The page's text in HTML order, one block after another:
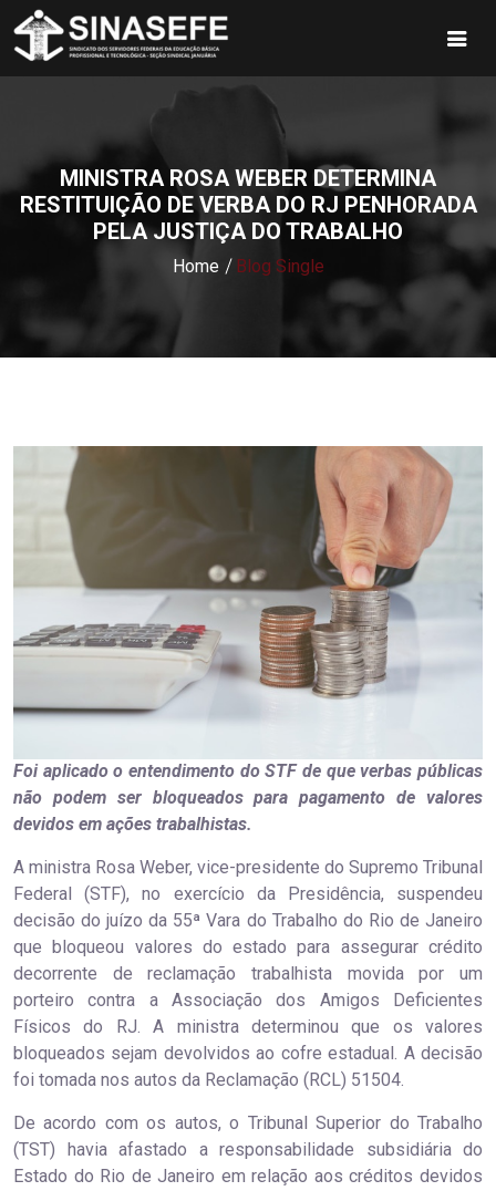
MINISTRA ROSA WEBER DETERMINA
RESTITUIÇÃO DE VERBA DO RJ PENHORADA
PELA JUSTIÇA DO TRABALHO
Home Blog Single
Foi aplicado o entendimento do STF de que verbas públicas
não podem ser bloqueados para pagamento de valores
devidos em ações trabalhistas.
A ministra Rosa Weber, vice-presidente do Supremo Tribunal
Federal (STF), no exercício da Presidência, suspendeu
decisão do juízo da 55ª Vara do Trabalho do Rio de Janeiro
que bloqueou valores do estado para assegurar crédito
decorrente de reclamação trabalhista movida por um
porteiro contra a Associação dos Amigos Deficientes
Físicos do RJ. A ministra determinou que os valores
bloqueados sejam devolvidos ao cofre estadual. A decisão
foi tomada nos autos da Reclamação (RCL) 51504.
De acordo com os autos, o Tribunal Superior do Trabalho
(TST) havia afastado a responsabilidade subsidiária do
Estado do Rio de Janeiro em relação aos créditos devidos